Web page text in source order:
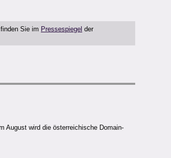
Sie im Pressespiegel der
August wird die österreichische Domain-